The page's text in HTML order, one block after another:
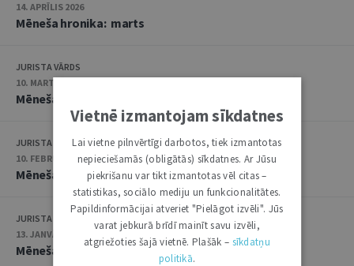
14. APRĪLIS 2026
Mēneša hronika: marts
JURISTA VĀRDS
10. MARTS 2026
Mēneša hronika: februāris
JURISTA VĀRDS
10. FEBRUĀRIS 2026
Mēneša hronika: janvāris
JURISTA VĀRDS
13. JANVĀRIS 2026
Mēneša hronika: decembris
Vietnē izmantojam sīkdatnes
Lai vietne pilnvērtīgi darbotos, tiek izmantotas
nepieciešamās (obligātās) sīkdatnes. Ar Jūsu
piekrišanu var tikt izmantotas vēl citas –
statistikas, sociālo mediju un funkcionalitātes.
Papildinformācijai atveriet "Pielāgot izvēli". Jūs
varat jebkurā brīdī mainīt savu izvēli,
atgriežoties šajā vietnē. Plašāk – sīkdatņu
politikā.